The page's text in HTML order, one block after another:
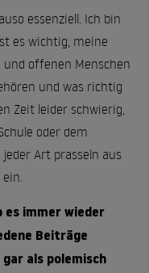
essenziell. Ich bin
es wichtig, meine
offenen Menschen
und was richtig
Zeit leider schwierig,
oder dem
Art prasseln aus
es immer wieder
Beiträge
als polemisch